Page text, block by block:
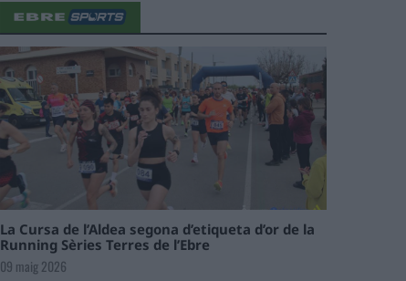
La Cursa de l’Aldea segona d’etiqueta d’or de la
Running Sèries Terres de l’Ebre
09 maig 2026